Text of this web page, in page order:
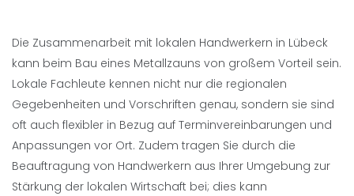
Die Zusammenarbeit mit lokalen Handwerkern in Lübeck
kann beim Bau eines Metallzauns von großem Vorteil sein.
Lokale Fachleute kennen nicht nur die regionalen
Gegebenheiten und Vorschriften genau, sondern sie sind
oft auch flexibler in Bezug auf Terminvereinbarungen und
Anpassungen vor Ort. Zudem tragen Sie durch die
Beauftragung von Handwerkern aus Ihrer Umgebung zur
Stärkung der lokalen Wirtschaft bei; dies kann